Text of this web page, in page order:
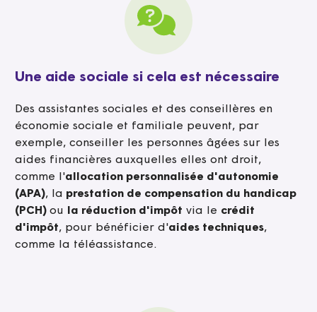
Une aide sociale si cela est nécessaire
Des assistantes sociales et des conseillères en
économie sociale et familiale peuvent, par
exemple, conseiller les personnes âgées sur les
aides financières auxquelles elles ont droit,
comme l'allocation personnalisée d'autonomie
(APA), la prestation de compensation du handicap
(PCH) ou la réduction d'impôt via le crédit
d'impôt, pour bénéficier d'aides techniques,
comme la téléassistance.